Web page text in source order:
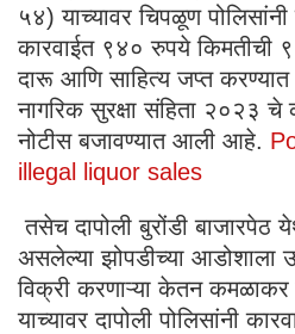
५४) याच्यावर चिपळूण
कारवाईत ९४० रुपये किमतीची ९
दारू आणि साहित्य जप्त
नागरिक सुरक्षा संहिता २०२३
नोटीस बजावण्यात आली आहे.
illegal liquor sales
​तसेच दापोली बुरोंडी बाजारपेठ
असलेल्या झोपडीच्या आडोशाला
विक्री करणाऱ्या केतन
याच्यावर दापोली पोलिसांनी